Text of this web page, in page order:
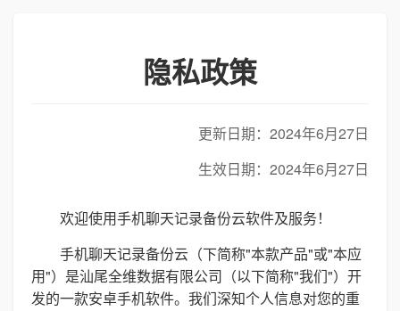
隐私政策
更新日期：2024年6月27日
生效日期：2024年6月27日
欢迎使用手机聊天记录备份云软件及服务！
手机聊天记录备份云（下简称"本款产品"或"本应
用"）是汕尾全维数据有限公司（以下简称"我们"）开
发的一款安卓手机软件。我们深知个人信息对您的重